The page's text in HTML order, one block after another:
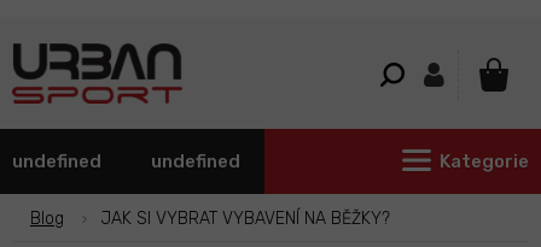
undefined undefined Kategorie
Blog JAK SI VYBRAT VYBAVENÍ NA BĚŽKY?